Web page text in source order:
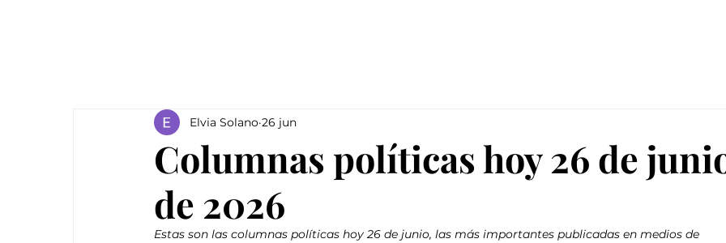
Columnas políticas hoy 26 de
de 2026
Elvia Solano 26 jun
Estas son las columnas políticas hoy 26 de junio, las más importantes publicadas en medios de